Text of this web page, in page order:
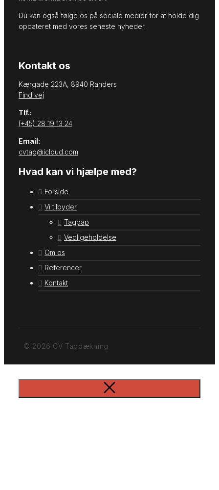
Du kan også følge os på sociale medier for at holde dig
opdateret med vores seneste nyheder.
Kontakt os
Kærgade 223A, 8940 Randers
Find vej
Tlf.:
(+45) 28 19 13 24
Email:
cvtag@icloud.com
Hvad kan vi hjælpe med?
Forside
Vi tilbyder
Tagpap
Vedligeholdelse
Om os
Referencer
Kontakt
© 2026 CV Tagdækning